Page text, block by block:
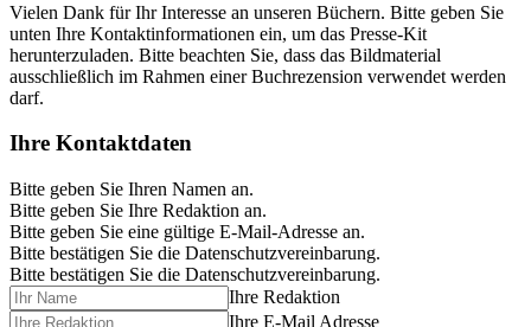
Vielen Dank für Ihr Interesse an unseren Büchern. Bitte geben Sie
unten Ihre Kontaktinformationen ein, um das Presse-Kit
herunterzuladen. Bitte beachten Sie, dass das Bildmaterial
ausschließlich im Rahmen einer Buchrezension verwendet werden
darf.
Ihre Kontaktdaten
Bitte geben Sie Ihren Namen an.
Bitte geben Sie Ihre Redaktion an.
Bitte geben Sie eine gültige E-Mail-Adresse an.
Bitte bestätigen Sie die Datenschutzvereinbarung.
Bitte bestätigen Sie die Datenschutzvereinbarung.
Ihre Redaktion
Ihre E-Mail Adresse